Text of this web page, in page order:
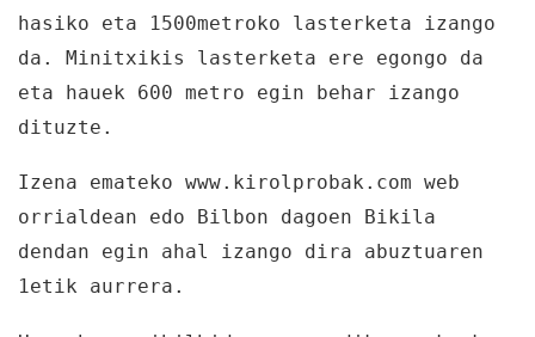
hasiko eta 1500metroko lasterketa izango
da. Minitxikis lasterketa ere egongo da
eta hauek 600 metro egin behar izango
dituzte.
Izena emateko www.kirolprobak.com web
orrialdean edo Bilbon dagoen Bikila
dendan egin ahal izango dira abuztuaren
1etik aurrera.